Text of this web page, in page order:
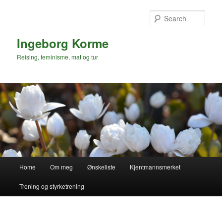
Ingeborg Korme
Reising, feminisme, mat og tur
Home Om meg Ønskeliste Kjentmannsmerket
Trening og styrketrening